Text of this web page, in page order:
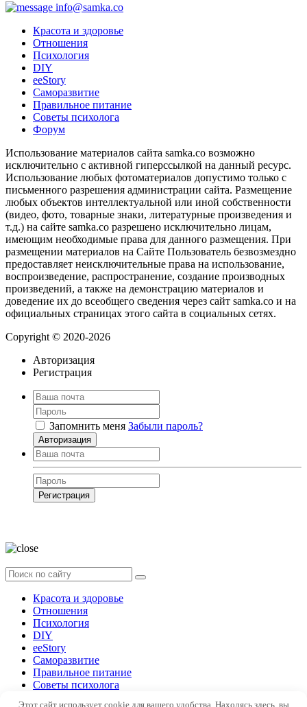
info@samka.co
Красота и здоровье
Отношения
Психология
DIY
ееStory
Саморазвитие
Правильное питание
Советы психолога
Форум
Использование материалов сайта samka.co возможно
исключительно с активной гиперссылкой на данный ресурс.
Использование любых фотоматериалов допустимо только с
письменного разрешения администрации сайта. Размещение
любых объектов интеллектуальной или иной собственности
(видео, фото, товарные знаки, литературные произведения и
т.д.) на сайте samka.co разрешено исключительно лицам,
имеющим необходимые права для данного размещения. При
размещении материалов на Сайте Пользователь безвозмездно
предоставляет неисключительные права на использование,
воспроизведение, распространение, создание производных
произведений, а также на демонстрацию материалов и
доведение их до всеобщего сведения через сайт samka.co и на
официальных страницах этого сайта в социальных сетях.
Copyright © 2020-2026
Авторизация
Регистрация
Запомнить меня Забыли пароль?
Авторизация
Регистрация
Красота и здоровье
Отношения
Психология
DIY
ееStory
Саморазвитие
Правильное питание
Советы психолога
Этот сайт использует cookie для вашего удобства. Находясь здесь, вы